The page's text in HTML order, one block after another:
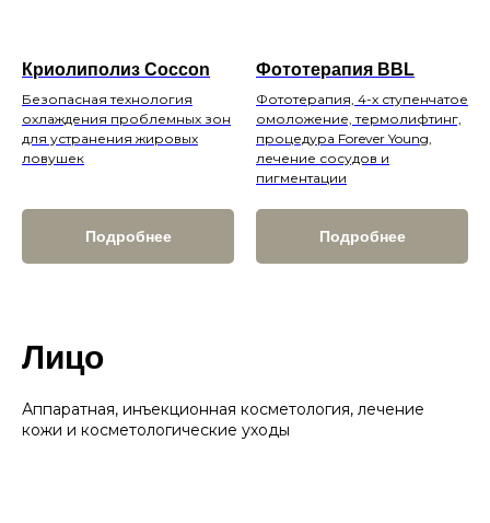
Криолиполиз Coccon
Безопасная технология
охлаждения проблемных зон
для устранения жировых
ловушек
Подробнее
Фототерапия BBL
Фототерапия, 4-х ступенчатое
омоложение, термолифтинг,
процедура Forever Young,
лечение сосудов и
пигментации
Подробнее
Лицо
Аппаратная, инъекционная косметология, лечение
кожи и косметологические уходы